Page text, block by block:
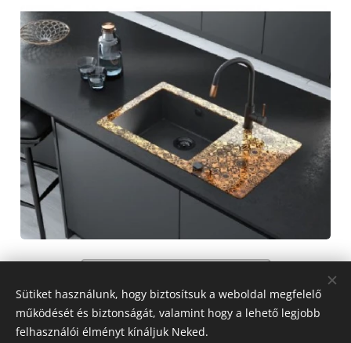
Szerző: Siklósi Tünde - lakberendező
Sütiket használunk, hogy biztosítsuk a weboldal megfelelő
működését és biztonságát, valamint hogy a lehető legjobb
felhasználói élményt kínáljuk Neked.